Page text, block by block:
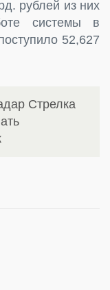
рублей из них
системы в
52,627
Стрелка